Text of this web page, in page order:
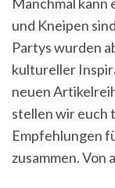
und Kneipen
Partys wurden
kultureller
neuen
stellen wir euch
Empfehlungen
zusammen. Von